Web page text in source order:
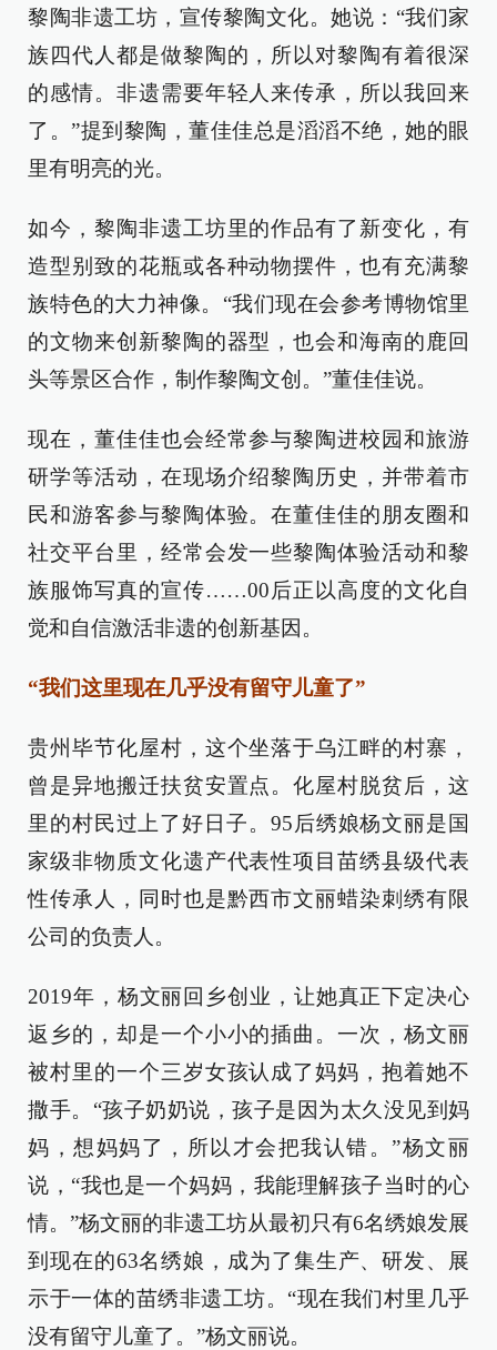
黎陶非遗工坊，宣传黎陶文化。她说：“我们家
族四代人都是做黎陶的，所以对黎陶有着很深
的感情。非遗需要年轻人来传承，所以我回来
了。”提到黎陶，董佳佳总是滔滔不绝，她的眼
里有明亮的光。
如今，黎陶非遗工坊里的作品有了新变化，有
造型别致的花瓶或各种动物摆件，也有充满黎
族特色的大力神像。“我们现在会参考博物馆里
的文物来创新黎陶的器型，也会和海南的鹿回
头等景区合作，制作黎陶文创。”董佳佳说。
现在，董佳佳也会经常参与黎陶进校园和旅游
研学等活动，在现场介绍黎陶历史，并带着市
民和游客参与黎陶体验。在董佳佳的朋友圈和
社交平台里，经常会发一些黎陶体验活动和黎
族服饰写真的宣传……00后正以高度的文化自
觉和自信激活非遗的创新基因。
“我们这里现在几乎没有留守儿童了”
贵州毕节化屋村，这个坐落于乌江畔的村寨，
曾是异地搬迁扶贫安置点。化屋村脱贫后，这
里的村民过上了好日子。95后绣娘杨文丽是国
家级非物质文化遗产代表性项目苗绣县级代表
性传承人，同时也是黔西市文丽蜡染刺绣有限
公司的负责人。
2019年，杨文丽回乡创业，让她真正下定决心
返乡的，却是一个小小的插曲。一次，杨文丽
被村里的一个三岁女孩认成了妈妈，抱着她不
撒手。“孩子奶奶说，孩子是因为太久没见到妈
妈，想妈妈了，所以才会把我认错。”杨文丽
说，“我也是一个妈妈，我能理解孩子当时的心
情。”杨文丽的非遗工坊从最初只有6名绣娘发展
到现在的63名绣娘，成为了集生产、研发、展
示于一体的苗绣非遗工坊。“现在我们村里几乎
没有留守儿童了。”杨文丽说。